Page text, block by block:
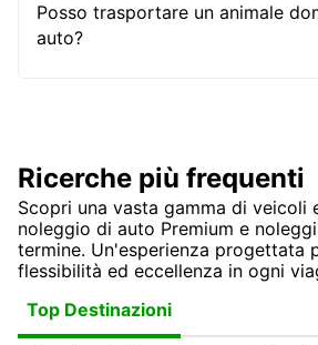
Posso trasportare un animale
auto?
Ricerche più frequenti
Scopri una vasta gamma di veicoli
noleggio di auto Premium e
termine. Un'esperienza progettata
flessibilità ed eccellenza in ogni
Top Destinazioni